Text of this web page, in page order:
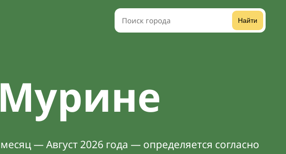
Найти
— Август 2026 года — определяется согласно